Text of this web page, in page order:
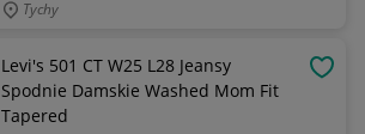
Tychy
Levi's 501 CT W25 L28 Jeansy
Spodnie Damskie Washed Mom Fit
Tapered